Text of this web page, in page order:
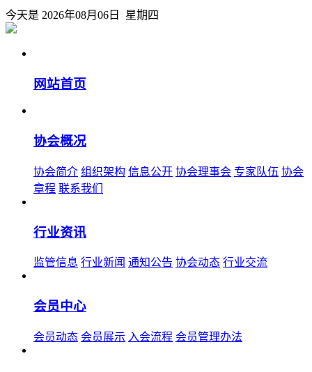
今天是 2026年08月06日 星期四
网站首页
协会概况
协会简介 组织架构 信息公开 协会理事会 专家队伍 协会
章程 联系我们
行业资讯
监管信息 行业新闻 通知公告 协会动态 行业交流
会员中心
会员动态 会员展示 入会流程 会员管理办法